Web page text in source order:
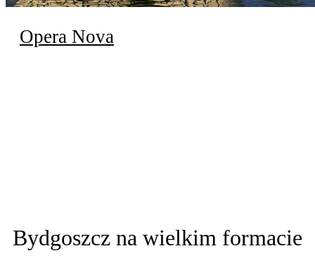
Opera Nova
Bydgoszcz na wielkim formacie